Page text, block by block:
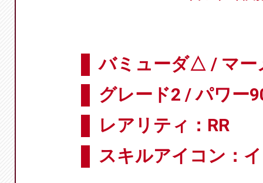
バミューダ△ / マー
グレード2 / パワー
レアリティ：RR
スキルアイコン：